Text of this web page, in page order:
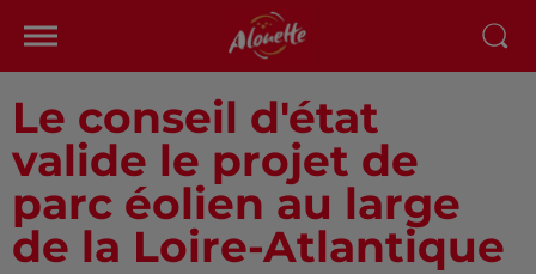
Le conseil d'état
valide le projet de
parc éolien au large
de la Loire-Atlantique